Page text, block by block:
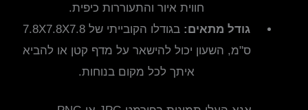
חווית איור והתעוררות כיפית.
גודל מתאים:
בגודלו הקובייתי של 7.8X7.8X7.8
ס"מ, השעון יכול להישאר על מדף קטן או להביא
איתך לכל מקום בנוחות.